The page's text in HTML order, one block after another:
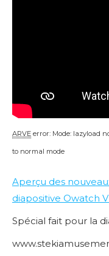
ARVE error: Mode: lazyload
to normal mode
Aperçu des
diapositive Owatch
Spécial fait pour la